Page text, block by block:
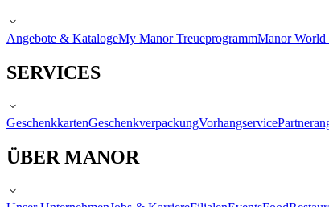
Angebote & KatalogeMy Manor TreueprogrammManor
SERVICES
GeschenkkartenGeschenkverpackungVorhangservice
ÜBER MANOR